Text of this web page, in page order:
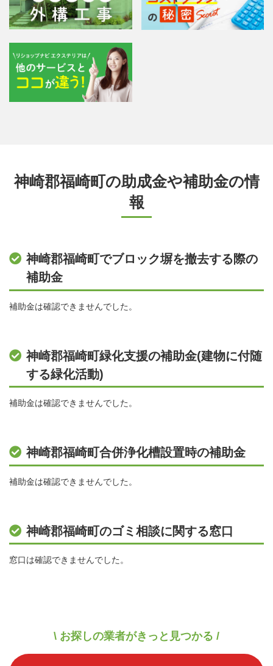
神崎郡福崎町の助成金や補助金の情
報
神崎郡福崎町でブロック塀を撤去する際の
補助金
補助金は確認できませんでした。
神崎郡福崎町緑化支援の補助金(建物に付随
する緑化活動)
補助金は確認できませんでした。
神崎郡福崎町合併浄化槽設置時の補助金
補助金は確認できませんでした。
神崎郡福崎町のゴミ相談に関する窓口
窓口は確認できませんでした。
\ お探しの業者がきっと見つかる /